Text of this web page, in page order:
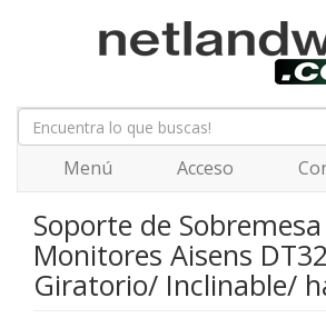
Menú Acceso
Soporte de
Monitores Aisens
Giratorio/ Inclinable/